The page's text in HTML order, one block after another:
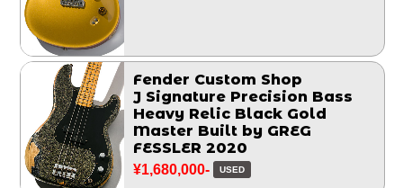
Fender Custom Shop
J Signature Precision Bass
Heavy Relic Black Gold
Master Built by GREG
FESSLER 2020
¥1,680,000- USED